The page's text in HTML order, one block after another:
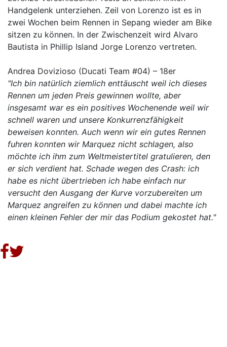
Handgelenk unterziehen. Zeil von Lorenzo ist es in
zwei Wochen beim Rennen in Sepang wieder am Bike
sitzen zu können. In der Zwischenzeit wird Alvaro
Bautista in Phillip Island Jorge Lorenzo vertreten.
Andrea Dovizioso (Ducati Team #04) – 18er
"Ich bin natürlich ziemlich enttäuscht weil ich dieses
Rennen um jeden Preis gewinnen wollte, aber
insgesamt war es ein positives Wochenende weil wir
schnell waren und unsere Konkurrenzfähigkeit
beweisen konnten. Auch wenn wir ein gutes Rennen
fuhren konnten wir Marquez nicht schlagen, also
möchte ich ihm zum Weltmeistertitel gratulieren, den
er sich verdient hat. Schade wegen des Crash: ich
habe es nicht übertrieben ich habe einfach nur
versucht den Ausgang der Kurve vorzubereiten um
Marquez angreifen zu können und dabei machte ich
einen kleinen Fehler der mir das Podium gekostet hat."